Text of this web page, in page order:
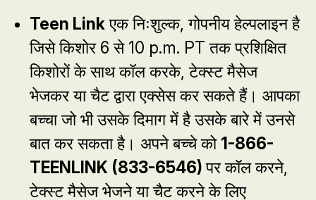
Teen Linkएक निःशुल्क, गोपनीय हेल्पलाइन है
जिसे किशोर 6 से 10 p.m. PT तक प्रशिक्षित
किशोरों के साथ कॉल करके, टेक्स्ट मैसेज
भेजकर या चैट द्वारा एक्सेस कर सकते हैं। आपका
बच्चा जो भी उसके दिमाग में है उसके बारे में उनसे
बात कर सकता है। अपने बच्चे को 1-866-
TEENLINK (833-6546)पर कॉल करने,
टेक्स्ट मैसेज भेजने या चैट करने के लिए